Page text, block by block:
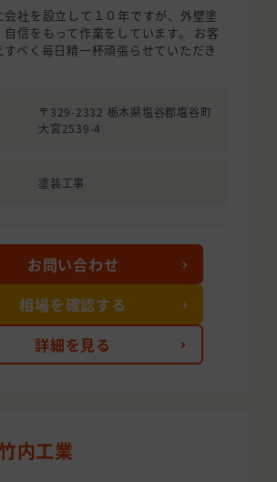
会社を設立して１０年ですが、外壁塗
信をもって作業をしています。 お客
べく毎日精一杯頑張らせていただき
〒329-2332 栃木県塩谷郡塩谷町
大宮2539-4
塗装工事
詳細を見る
お問い合わせ
相場を確認する
内工業